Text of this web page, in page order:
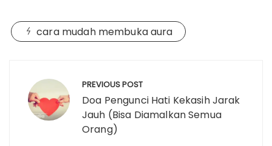
cara mudah membuka aura
navigation PREVIOUS POST
Doa Pengunci Hati Kekasih Jarak
Jauh (Bisa Diamalkan Semua
Orang)